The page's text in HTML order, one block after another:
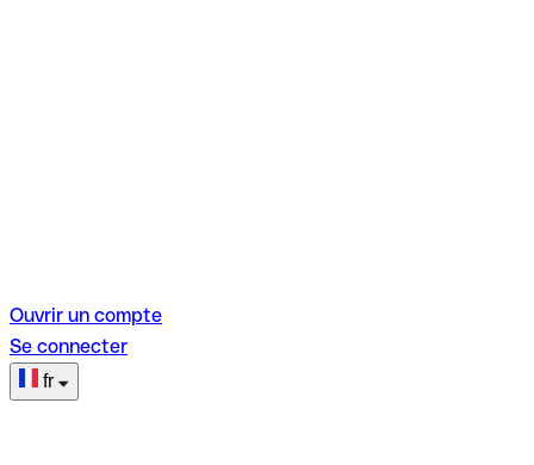
Ouvrir un compte
Se connecter
fr